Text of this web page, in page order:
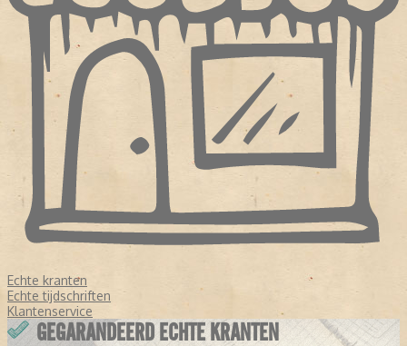
Echte kranten
Echte tijdschriften
Klantenservice
GEGARANDEERD ECHTE KRANTEN